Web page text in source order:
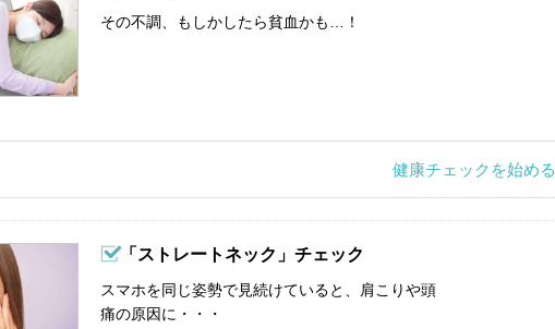
その不調、もしかしたら貧血かも…！
健康チェックを始める
「ストレートネック」チェック
スマホを同じ姿勢で見続けていると、肩こりや頭
痛の原因に・・・